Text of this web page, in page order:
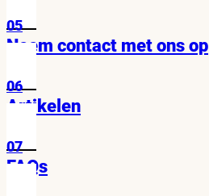
05
Neem contact met ons op
06
Artikelen
07
FAQs